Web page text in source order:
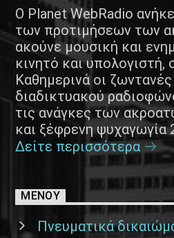
Ο Planet WebRadio
των προτιμήσεων των
ακούνε μουσική και
κινητό και υπολογιστή,
Καθημερινά οι
διαδικτυακού
τις ανάγκες των
και ξέφρενη ψυχαγωγία
Δείτε περισσότερα
ΜΕΝΟΥ
Πνευματικά